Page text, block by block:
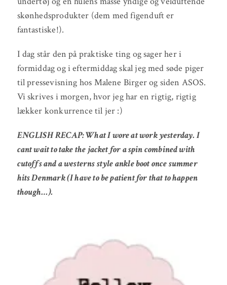
skønhedsprodukter (dem med figenduft er
fantastiske!).
I dag står den på praktiske ting og sager her i
formiddag og i eftermiddag skal jeg med søde piger
til pressevisning hos Malene Birger og siden ASOS.
Vi skrives i morgen, hvor jeg har en rigtig, rigtig
lækker konkurrence til jer :)
ENGLISH RECAP: What I wore at work yesterday. I
cant wait to take the jacket for a spin combined with
cutoffs and a westerns style ankle boot once summer
hits Denmark (I have to be patient for that to happen
though…).